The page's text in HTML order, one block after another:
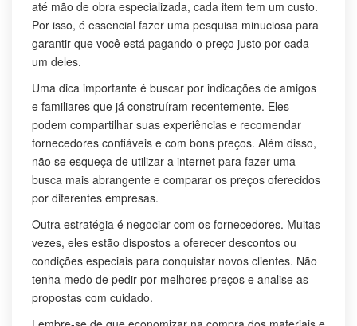
até mão de obra especializada, cada item tem um custo.
Por isso, é essencial fazer uma pesquisa minuciosa para
garantir que você está pagando o preço justo por cada
um deles.
Uma dica importante é buscar por indicações de amigos
e familiares que já construíram recentemente. Eles
podem compartilhar suas experiências e recomendar
fornecedores confiáveis e com bons preços. Além disso,
não se esqueça de utilizar a internet para fazer uma
busca mais abrangente e comparar os preços oferecidos
por diferentes empresas.
Outra estratégia é negociar com os fornecedores. Muitas
vezes, eles estão dispostos a oferecer descontos ou
condições especiais para conquistar novos clientes. Não
tenha medo de pedir por melhores preços e analise as
propostas com cuidado.